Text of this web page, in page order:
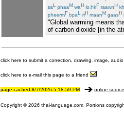
saL phaaM waH lo:hkF raawnH
pheermF bpaL riH maanM gaasH
"Global warming means
of carbon dioxide [in the
click here to submit a correction, drawing, image,
click here to e-mail this page to a friend
page cached 8/7/2026 5:18:59 PM online
Copyright © 2026 thai-language.com. Portions